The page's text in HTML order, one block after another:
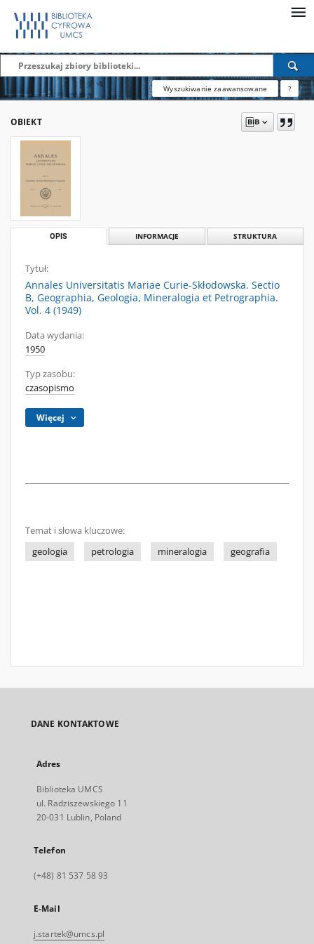
Wyszukiwanie zaawansowane ?
OBIEKT
OPIS INFORMACJE STRUKTURA
Tytuł:
Annales Universitatis Mariae Curie-Skłodowska. Sectio
B, Geographia, Geologia, Mineralogia et Petrographia.
Vol. 4 (1949)
Data wydania:
1950
Typ zasobu:
czasopismo
Więcej
Temat i słowa kluczowe:
geologia
petrologia mineralogia geografia
DANE KONTAKTOWE
Adres
Biblioteka UMCS
ul. Radziszewskiego 11
20-031 Lublin, Poland
Telefon
(+48) 81 537 58 93
E-Mail
j.startek@umcs.pl